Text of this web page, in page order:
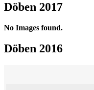
Döben 2017
No Images found.
Döben 2016